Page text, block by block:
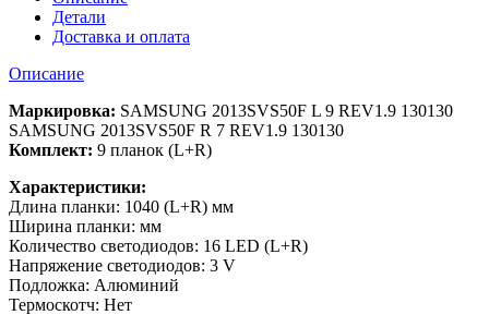
Детали
Доставка и оплата
Описание
Маркировка: SAMSUNG 2013SVS50F L 9 REV1.9 130130
SAMSUNG 2013SVS50F R 7 REV1.9 130130
Комплект: 9 планок (L+R)
Характеристики:
Длина планки: 1040 (L+R) мм
Ширина планки: мм
Количество светодиодов: 16 LED (L+R)
Напряжение светодиодов: 3 V
Подложка: Алюминий
Термоскотч: Нет